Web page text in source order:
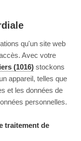
qu'un site web
Avec votre
(1016) stockons
appareil, telles que
et les données de
personnelles.
traitement de